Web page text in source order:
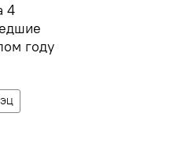
4
году